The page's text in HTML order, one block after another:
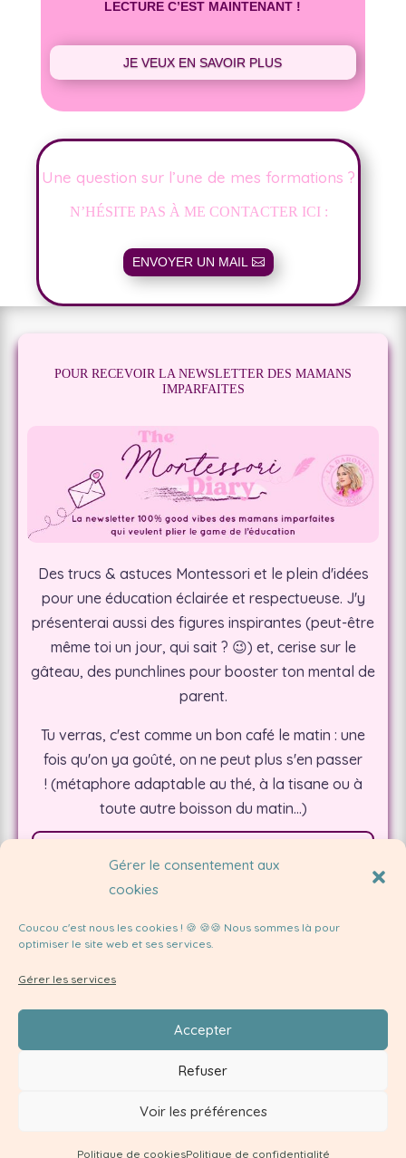
Gérer le consentement aux
cookies
Coucou c'est nous les cookies ! 🍪 🍪🍪 Nous sommes là pour
optimiser le site web et ses services.
Gérer les services
Accepter
Refuser
Voir les préférences
Politique de cookiesPolitique de confidentialité
LECTURE C’EST MAINTENANT !
JE VEUX EN SAVOIR PLUS
Une question sur l’une de mes formations ?
N’HÉSITE PAS À ME CONTACTER ICI :
ENVOYER UN MAIL
POUR RECEVOIR LA NEWSLETTER DES MAMANS
IMPARFAITES
Des trucs & astuces Montessori et le plein d'idées
pour une éducation éclairée et respectueuse. J'y
présenterai aussi des figures inspirantes (peut-être
même toi un jour, qui sait ? 😉) et, cerise sur le
gâteau, des punchlines pour booster ton mental de
parent.
Tu verras, c'est comme un bon café le matin : une
fois qu'on ya goûté, on ne peut plus s'en passer
! (métaphore adaptable au thé, à la tisane ou à
toute autre boisson du matin...)